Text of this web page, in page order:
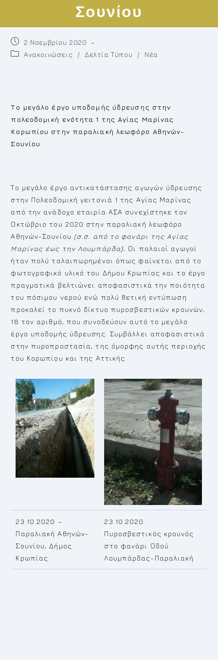
Σουνίου
Post
published:
2 Νοεμβρίου 2020
PostΑνακοινώσεις / Δελτία Τύπου / Νέα
Το μεγάλο έργο υποδομής ύδρευσης στην
πολεοδομική ενότητα 1 της Αγίας Μαρίνας
Κορωπίου στην παραλιακή λεωφόρο Αθηνών-
Σουνίου
Το μεγάλο έργο αντικατάστασης αγωγών ύδρευσης
στην Πολεοδομική γειτονιά 1 της Αγίας Μαρίνας
από την ανάδοχο εταιρία ΑΣΑ συνεχίστηκε τον
Οκτώβριο του 2020 στην παραλιακή λεωφόρο
Αθηνών-Σουνίου (σ.σ. από το φανάρι της Αγίας
Μαρίνας έως την Λουμπάρδα). Οι παλαιοί αγωγοί
ήταν πολύ ταλαιπωρημένοι όπως φαίνεται από το
φωτογραφικό υλικό του Δήμου Κρωπίας και το έργο
πραγματικά βελτιώνει αποφασιστικά την ποιότητα
του πόσιμου νερού ενώ πολύ θετική εντύπωση
προκαλεί το πυκνό δίκτυο πυροσβεστικών κρουνών,
16 τον αριθμό, που συνοδεύουν αυτό το μεγάλο
έργο υποδομής ύδρευσης. Συμβάλλει αποφασιστικά
στην πυροπροστασία, της όμορφης αυτής περιοχής
του Κορωπίου και της Αττικής.
23.10.2020 –
Παραλιακή Αθηνών-
Σουνίου, Δήμος
Κρωπίας
23.10.2020
Πυροσβεστικός κρουνός
στο φανάρι Οδού
Λουμπάρδας-Παραλιακή